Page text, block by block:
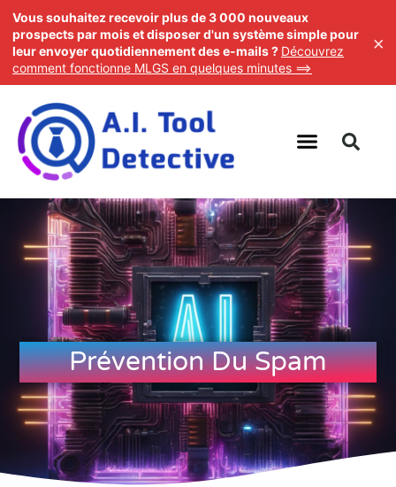
Prévention Du Spam
Vous souhaitez recevoir plus de 3 000 nouveaux
prospects par mois et disposer d'un système simple pour
leur envoyer quotidiennement des e-mails ? Découvrez
comment fonctionne MLGS en quelques minutes ==>
×